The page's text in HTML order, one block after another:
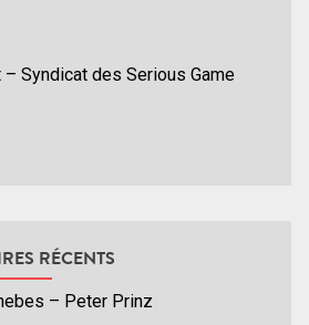
Syndicat des Serious Game
RÉCENTS
– Peter Prinz